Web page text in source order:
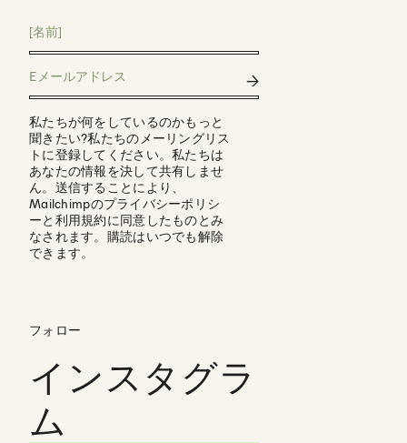
私たちが何をしているのかもっと
聞きたい?私たちのメーリングリス
トに登録してください。私たちは
あなたの情報を決して共有しませ
ん。送信することにより、
Mailchimpのプライバシーポリシ
ーと利用規約に同意したものとみ
なされます。購読はいつでも解除
できます。
フォロー
インスタグラ
ム